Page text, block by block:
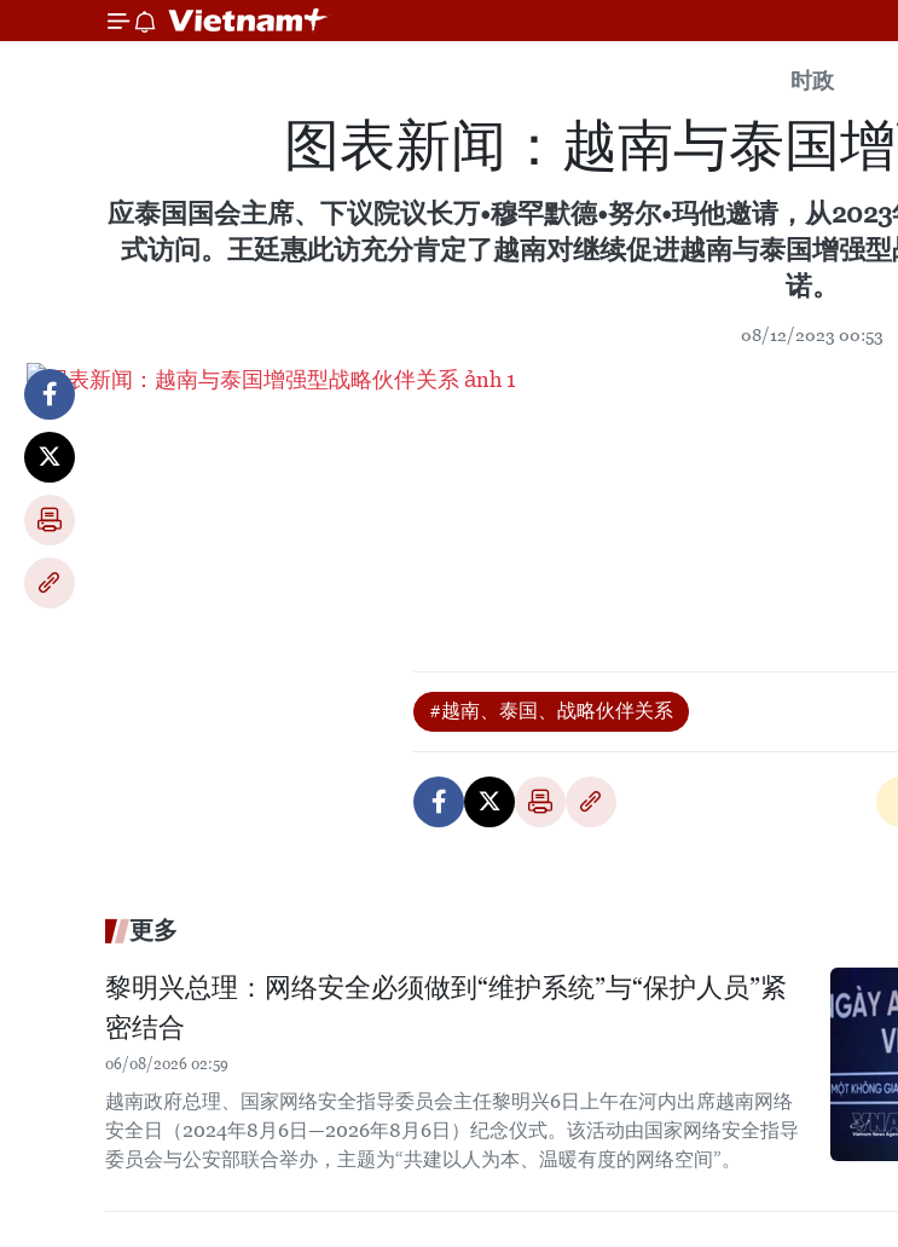
时政
图表新闻：越南与泰国
应泰国国会主席、下议院议长万•穆罕默德•努尔•玛他邀请，从
式访问。王廷惠此访充分肯定了越南对继续促进越南与泰国增强
诺。
08/12/2023 00:53
#越南、泰国、战略伙伴关系
更多
黎明兴总理：网络安全必须做到“维护系统”与“保护人员”紧
密结合
06/08/2026 02:59
越南政府总理、国家网络安全指导委员会主任黎明兴6日上午在河内出席越南网络
安全日（2024年8月6日—2026年8月6日）纪念仪式。该活动由国家网络安全指导
委员会与公安部联合举办，主题为“共建以人为本、温暖有度的网络空间”。